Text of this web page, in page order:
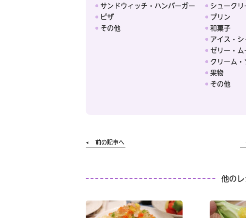
サンドウィッチ・ハンバーガー
ピザ
その他
シュークリ
プリン
和菓子
アイス・シ
ゼリー・ム
クリーム・
果物
その他
前の記事へ
他の